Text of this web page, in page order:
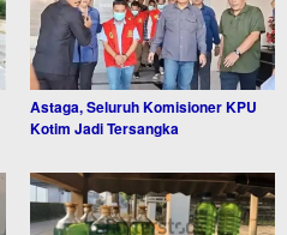
Astaga, Seluruh Komisioner KPU
Kotim Jadi Tersangka